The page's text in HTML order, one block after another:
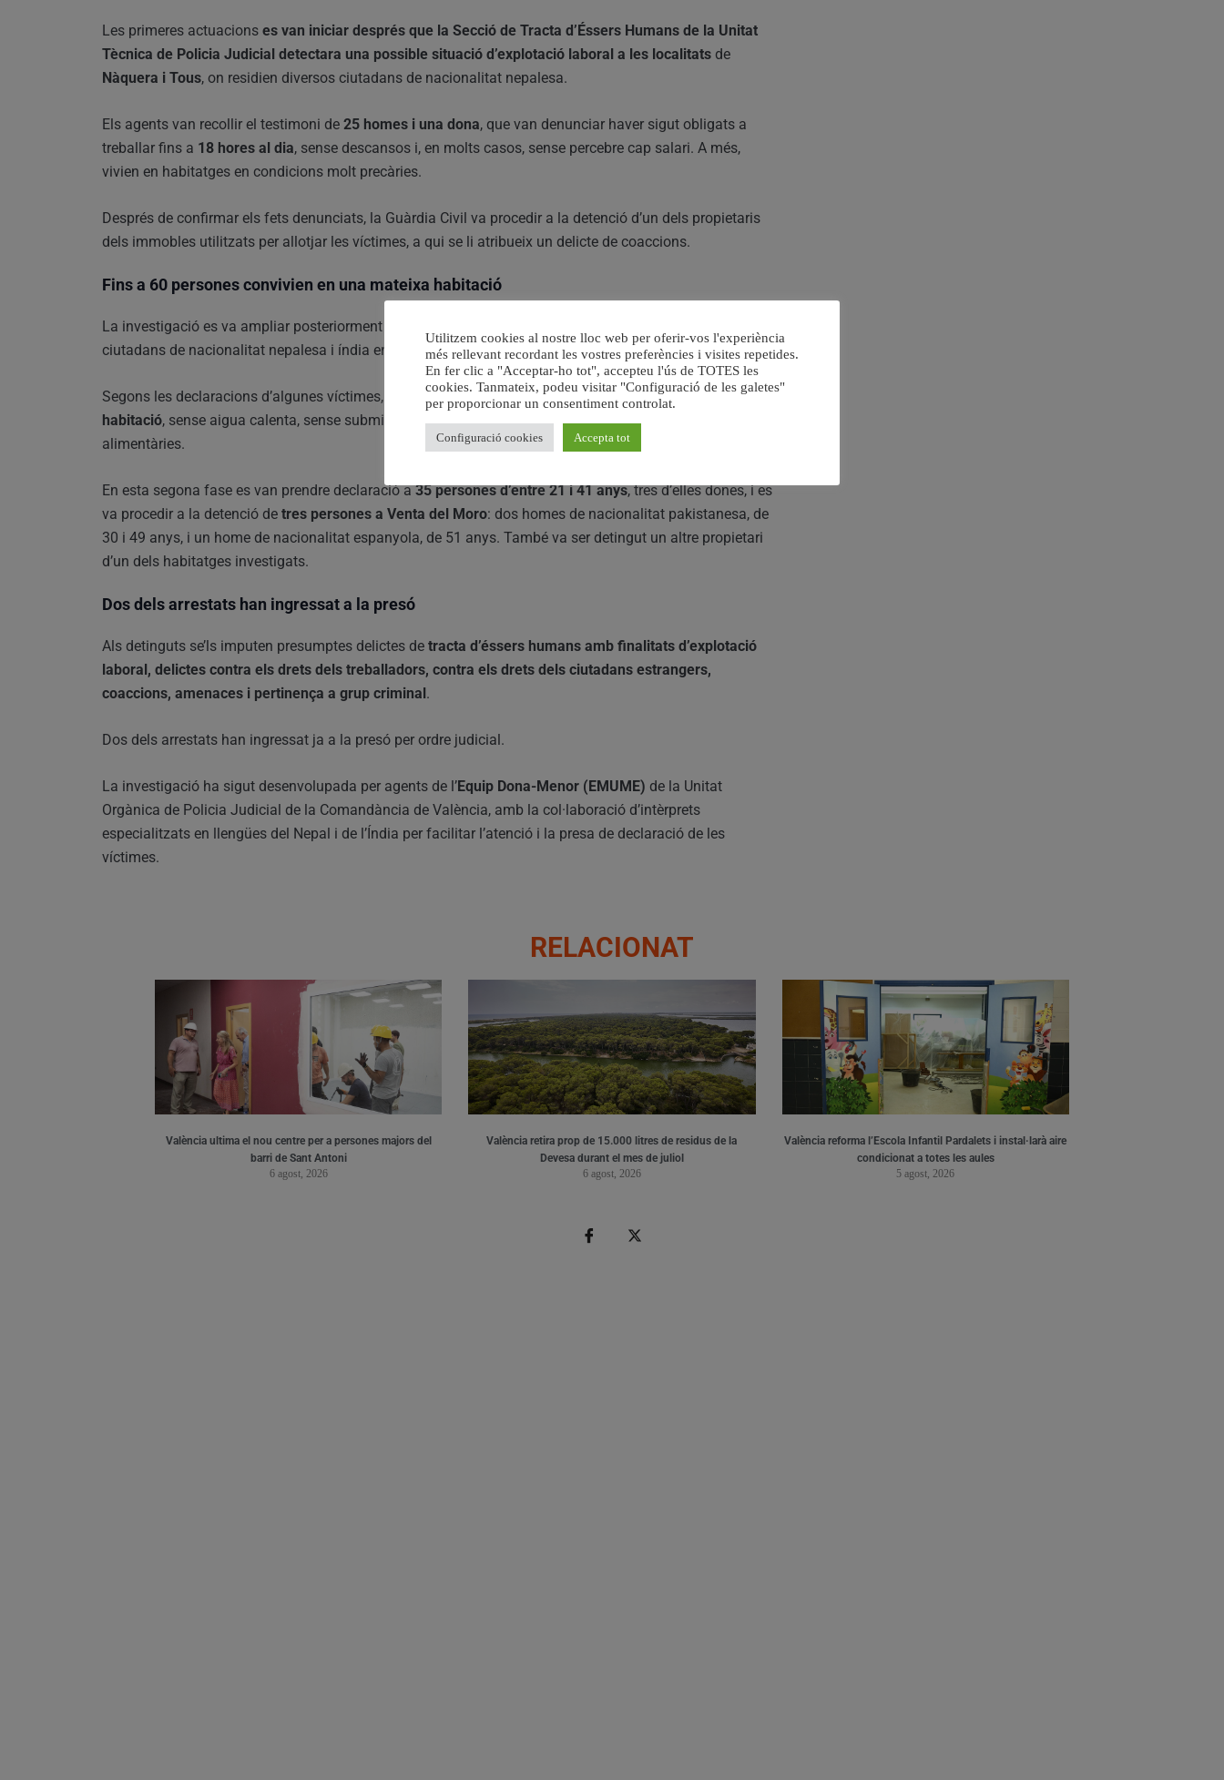
Les primeres actuacions es van iniciar després que la Secció de Tracta d’Éssers Humans de la Unitat
Tècnica de Policia Judicial detectara una possible situació d’explotació laboral a les localitats de
Nàquera i Tous, on residien diversos ciutadans de nacionalitat nepalesa.
Els agents van recollir el testimoni de 25 homes i una dona, que van denunciar haver sigut obligats a
treballar fins a 18 hores al dia, sense descansos i, en molts casos, sense percebre cap salari. A més,
vivien en habitatges en condicions molt precàries.
Després de confirmar els fets denunciats, la Guàrdia Civil va procedir a la detenció d’un dels propietaris
dels immobles utilitzats per allotjar les víctimes, a qui se li atribueix un delicte de coaccions.
Fins a 60 persones convivien en una mateixa habitació
La investigació es va ampliar posteriorment fins a
ciutadans de nacionalitat nepalesa i índia en una situació similar d’explotació laboral i residencial.
Segons les declaracions d’algunes víctimes, arribaren a conviurefins a 60 persones en una única
habitació, sense aigua calenta, sense subministrament elèctric adequat i amb greus mancances
alimentàries.
En esta segona fase es van prendre declaració a35 persones d’entre 21 i 41 anys, tres d’elles dones, i es
va procedir a la detenció de tres persones a Venta del Moro: dos homes de nacionalitat pakistanesa, de
30 i 49 anys, i un home de nacionalitat espanyola, de 51 anys. També va ser detingut un altre propietari
d’un dels habitatges investigats.
Dos dels arrestats han ingressat a la presó
Als detinguts se’ls imputen presumptes delictes de tracta d’éssers humans amb finalitats d’explotació
laboral, delictes contra els drets dels treballadors, contra els drets dels ciutadans estrangers,
coaccions, amenaces i pertinença a grup criminal .
Dos dels arrestats han ingressat ja a la presó per ordre judicial.
La investigació ha sigut desenvolupada per agents de l’Equip Dona-Menor (EMUME) de la Unitat
Orgànica de Policia Judicial de la Comandància de València, amb la col·laboració d’intèrprets
especialitzats en llengües del Nepal i de l’Índia per facilitar l’atenció i la presa de declaració de les
víctimes.
RELACIONAT
València ultima el nou centre per a persones majors del
barri de Sant Antoni
6 agost, 2026
València retira prop de 15.000 litres de residus de la
Devesa durant el mes de juliol
6 agost, 2026
València reforma l’Escola Infantil Pardalets i instal·larà aire
condicionat a totes les aules
5 agost, 2026
Utilitzem cookies al nostre lloc web per oferir-vos l'experiència
més rellevant recordant les vostres preferències i visites repetides.
En fer clic a "Acceptar-ho tot", accepteu l'ús de TOTES les
cookies. Tanmateix, podeu visitar "Configuració de les galetes"
per proporcionar un consentiment controlat.
Configuració cookies Accepta tot